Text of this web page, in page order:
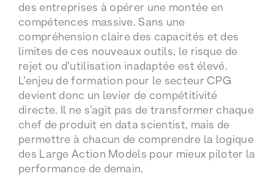
des entreprises à opérer une montée en
compétences massive. Sans une
compréhension claire des capacités et des
limites de ces nouveaux outils, le risque de
rejet ou d’utilisation inadaptée est élevé.
L’enjeu de formation pour le secteur CPG
devient donc un levier de compétitivité
directe. Il ne s’agit pas de transformer chaque
chef de produit en data scientist, mais de
permettre à chacun de comprendre la logique
des Large Action Models pour mieux piloter la
performance de demain.